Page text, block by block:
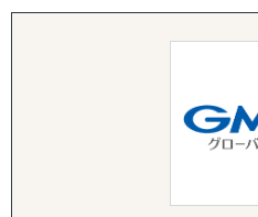
過ごされがちな価値をグロー
海外でビジネスを展開する場
は成功への道はなかなか難し
貴社の持つ価値を海外目線で